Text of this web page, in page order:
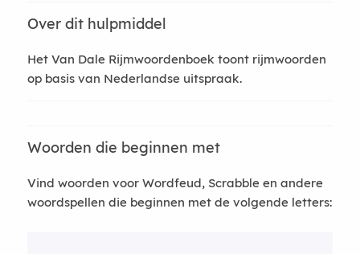
Over dit hulpmiddel
Het Van Dale Rijmwoordenboek toont rijmwoorden
op basis van Nederlandse uitspraak.
Woorden die beginnen met
Vind woorden voor Wordfeud, Scrabble en andere
woordspellen die beginnen met de volgende letters: